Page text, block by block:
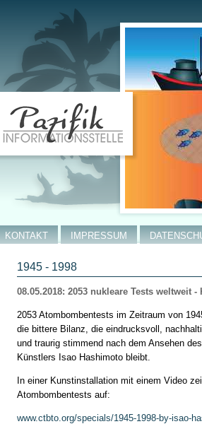
1945 - 1998
08.05.2018: 2053 nukleare Tests weltweit
2053 Atombombentests im Zeitraum von
die bittere Bilanz, die eindrucksvoll,
und traurig stimmend nach dem Ansehen
Künstlers Isao Hashimoto bleibt.
In einer Kunstinstallation mit einem Video
Atombombentests auf:
www.ctbto.org/specials/1945-1998-by-isao-
KONTAKT IMPRESSUM